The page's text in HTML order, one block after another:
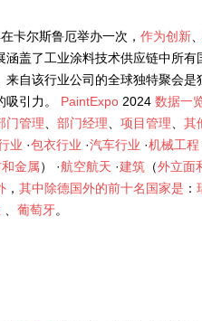
卡尔斯鲁厄举办一次， 作为创新
涵盖了工业涂料技术供应链中所有
来自该行业公司的全球独特聚会
吸引力。 PaintExpo 2024 数据一
门管理 部门经理 项目管理 其
业 ·包衣行业 ·汽车行业 ·机械工程
金属） ·航空航天 ·建筑 （外立面
， 其中除德国外的前十名国家是 ：
葡萄牙。